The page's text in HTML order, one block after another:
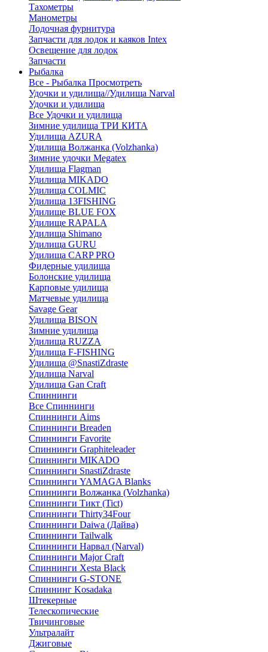
Тахометры
Манометры
Лодочная фурнитура
Запчасти для лодок и каяков Intex
Освещение для лодок
Запчасти
Рыбалка
Все - Рыбалка Просмотреть
Удочки и удилища//Удилища Narval
Удочки и удилища
Все Удочки и удилища
Зимние удилища ТРИ КИТА
Удилища AZURA
Удилища Волжанка (Volzhanka)
Зимние удочки Megatex
Удилища Flagman
Удилища MIKADO
Удилища COLMIC
Удилища 13FISHING
Удилище BLUE FOX
Удилище RAPALA
Удилища Shimano
Удилища GURU
Удилища CARP PRO
Фидерные удилища
Болонские удилища
Карповые удилища
Матчевые удилища
Savage Gear
Удилища BISON
Зимние удилища
Удилища RUZZA
Удилища F-FISHING
Удилища @SnastiZdraste
Удилища Narval
Удилища Gan Craft
Спиннинги
Все Спиннинги
Спиннинги Aims
Спиннинги Breaden
Спиннинги Favorite
Спиннинги Graphiteleader
Спиннинги MIKADO
Спиннинги SnastiZdraste
Спиннинги YAMAGA Blanks
Спиннинги Волжанка (Volzhanka)
Спиннинги Тикт (Tict)
Спиннинги Thirty34Four
Спиннинги Daiwa (Дайва)
Спиннинги Tailwalk
Спиннинги Нарвал (Narval)
Спиннинги Major Craft
Спиннинги Xesta Black
Спиннинги G-STONE
Спиннинг Kosadaka
Штекерные
Телескопические
Твичинговые
Ультралайт
Джиговые